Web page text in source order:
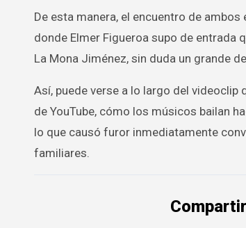
De esta manera, el encuentro de
donde Elmer Figueroa supo de entrada
La Mona Jiménez, sin duda un grande
Así, puede verse a lo largo del
de YouTube, cómo los músicos bailan
lo que causó furor inmediatamente
familiares.